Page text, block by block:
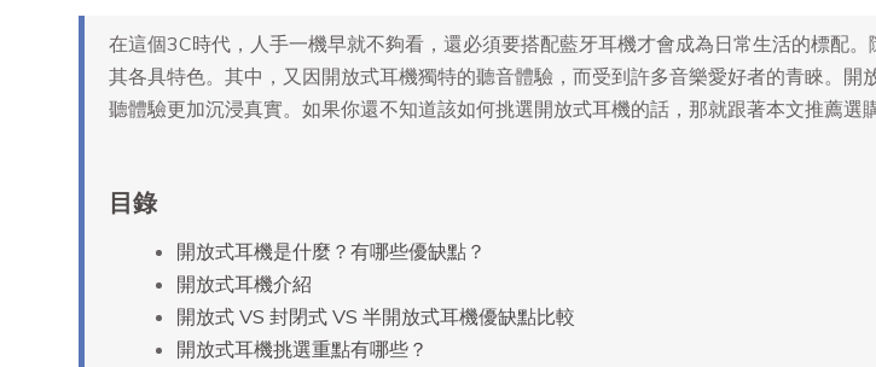
在這個3C時代，人手一機早就不夠看，還必須要搭配藍牙耳機才會成為日常生活的標配
其各具特色。其中，又因開放式耳機獨特的聽音體驗，而受到許多音樂愛好者的青睞。
聽體驗更加沉浸真實。如果你還不知道該如何挑選開放式耳機的話，那就跟著本文推薦選
目錄
開放式耳機是什麼？有哪些優缺點？
開放式耳機介紹
開放式 VS 封閉式 VS 半開放式耳機優缺點比較
開放式耳機挑選重點有哪些？